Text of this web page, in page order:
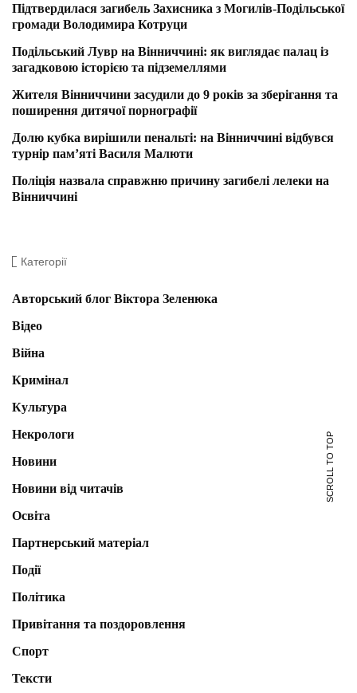
Підтвердилася загибель Захисника з Могилів-Подільської
громади Володимира Котруци
Подільський Лувр на Вінниччині: як виглядає палац із
загадковою історією та підземеллями
Жителя Вінниччини засудили до 9 років за зберігання та
поширення дитячої порнографії
Долю кубка вирішили пенальті: на Вінниччині відбувся
турнір пам’яті Василя Малюти
Поліція назвала справжню причину загибелі лелеки на
Вінниччині
Категорії
Авторський блог Віктора Зеленюка
Відео
Війна
Кримінал
Культура
Некрологи
Новини
Новини від читачів
Освіта
Партнерський матеріал
Події
Політика
Привітання та поздоровлення
Спорт
Тексти
SCROLL TO TOP